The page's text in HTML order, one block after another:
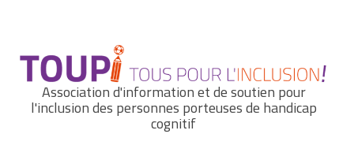
Association d'information et de soutien pour
l'inclusion des personnes porteuses de handicap
cognitif